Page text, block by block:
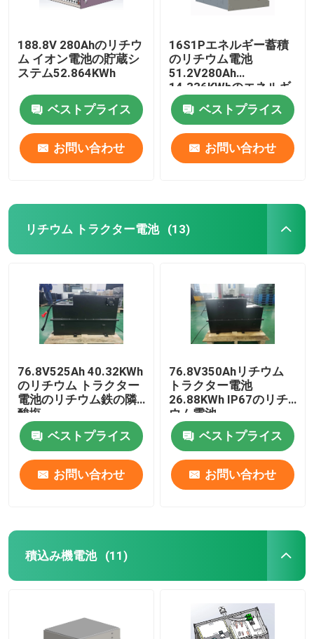
188.8V 280Ahのリチウ
ム イオン電池の貯蔵シ
ステム52.864KWh
ベストプライス
お問い合わせ
16S1Pエネルギー蓄積
のリチウム電池
51.2V280Ah
14.336KWhのエネルギ
ー蓄積 システム
ベストプライス
お問い合わせ
リチウム トラクター電池 (13)
76.8V525Ah 40.32KWh
のリチウム トラクター
電池のリチウム鉄の隣
酸塩
ベストプライス
お問い合わせ
76.8V350Ahリチウム
トラクター電池
26.88KWh IP67のリチ
ウム電池
ベストプライス
お問い合わせ
積込み機電池 (11)